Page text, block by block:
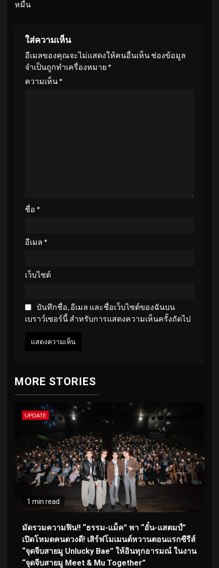
หมื่น
ใส่ความเห็น
อีเมลของคุณจะไม่แสดงให้คนอื่นเห็น ช่องข้อมูล
จำเป็นถูกทำเครื่องหมาย *
ความเห็น*
ชื่อ *
อีเมล *
เว็บไซต์
บันทึกชื่อ, อีเมล และชื่อเว็บไซต์ของฉันบน
เบราว์เซอร์นี้ สำหรับการแสดงความเห็นครั้งถัดไป
MORE STORIES
UPDATE
1 min read
มัดรวมความฟิน!! “ธรรม-แม็ค” พา “อั๋น-แสตมป์”
เปิดโหมดคนดวงดี! เสิร์ฟโมเมนต์หวานตอนแรกซีรีส์
“จุดจีบสายมู Unlucky Bae” ให้อินทุกอารมณ์ ในงาน
“จุดจีบสายมู Meet & Mu Together”